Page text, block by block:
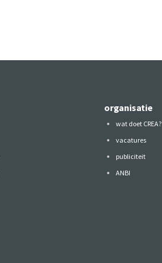
organisatie
wat doet CREA?
vacatures
publiciteit
ANBI